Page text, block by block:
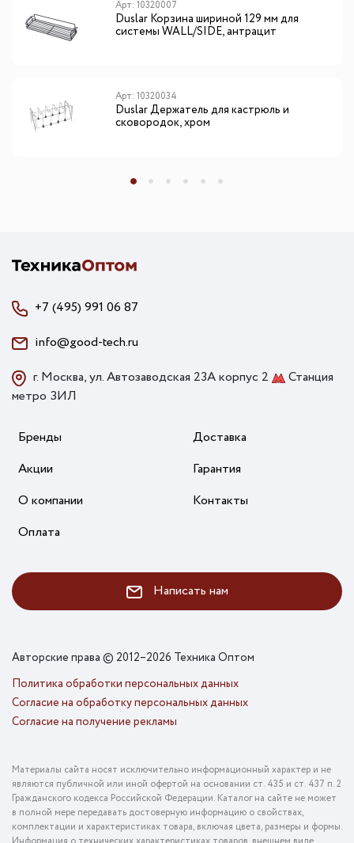
Арт: 10320007
Duslar Корзина шириной 129 мм для
системы WALL/SIDE, антрацит
Арт: 10320034
Duslar Держатель для кастрюль и
сковородок, хром
+7 (495) 991 06 87
info@good-tech.ru
г. Москва, ул. Автозаводская 23А корпус 2
Станция
метро ЗИЛ
Бренды
Акции
О компании
Оплата
Доставка
Гарантия
Контакты
Написать нам
Авторские права © 2012–2026 Техника Оптом
Политика обработки персональных данных
Согласие на обработку персональных данных
Согласие на получение рекламы
Материалы сайта носят исключительно информационный характер и не
являются публичной или иной офертой на основании ст. 435 и ст. 437 п. 2
Гражданского кодекса Российской Федерации. Каталог на сайте не может
в полной мере передавать достоверную информацию о свойствах,
комплектации и характеристиках товара, включая цвета, размеры и формы.